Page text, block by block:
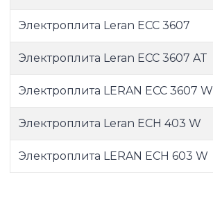
Электроплита Leran ECC 3607
Электроплита Leran ECC 3607 AT
Электроплита LERAN ECC 3607 W
Электроплита Leran ECH 403 W
Электроплита LERAN ECH 603 W